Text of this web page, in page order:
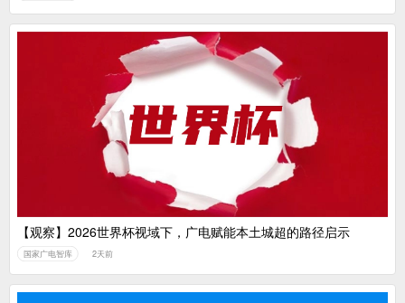
【观察】2026世界杯视域下，广电赋能本土城超的路径启示
国家广电智库 2天前